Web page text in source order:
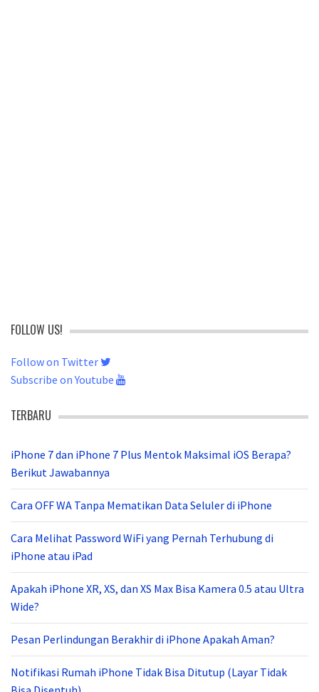
FOLLOW US!
Follow on Twitter
Subscribe on Youtube
TERBARU
iPhone 7 dan iPhone 7 Plus Mentok Maksimal iOS Berapa?
Berikut Jawabannya
Cara OFF WA Tanpa Mematikan Data Seluler di iPhone
Cara Melihat Password WiFi yang Pernah Terhubung di
iPhone atau iPad
Apakah iPhone XR, XS, dan XS Max Bisa Kamera 0.5 atau Ultra
Wide?
Pesan Perlindungan Berakhir di iPhone Apakah Aman?
Notifikasi Rumah iPhone Tidak Bisa Ditutup (Layar Tidak